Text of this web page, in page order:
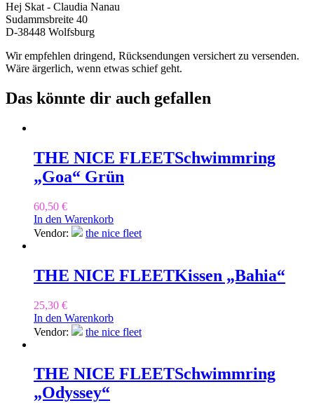
Hej Skat - Claudia Nanau
Sudammsbreite 40
D-38448 Wolfsburg
Wir empfehlen dringend, Rücksendungen versichert zu versenden.
Wäre ärgerlich, wenn etwas schief geht.
Das könnte dir auch gefallen
THE NICE FLEETSchwimmring
„Goa“ Grün
60,50 €
In den Warenkorb
Vendor:
the nice fleet
THE NICE FLEETKissen „Bahia“
25,30 €
In den Warenkorb
Vendor:
the nice fleet
THE NICE FLEETSchwimmring
„Odyssey“